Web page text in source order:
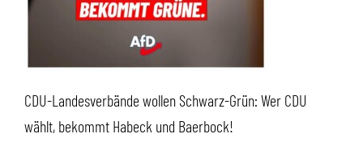
CDU-Landesverbände wollen Schwarz-Grün: Wer CDU
wählt, bekommt Habeck und Baerbock!